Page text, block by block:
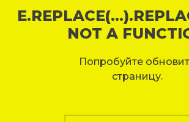
NOT A
Попробуйте
страницу.